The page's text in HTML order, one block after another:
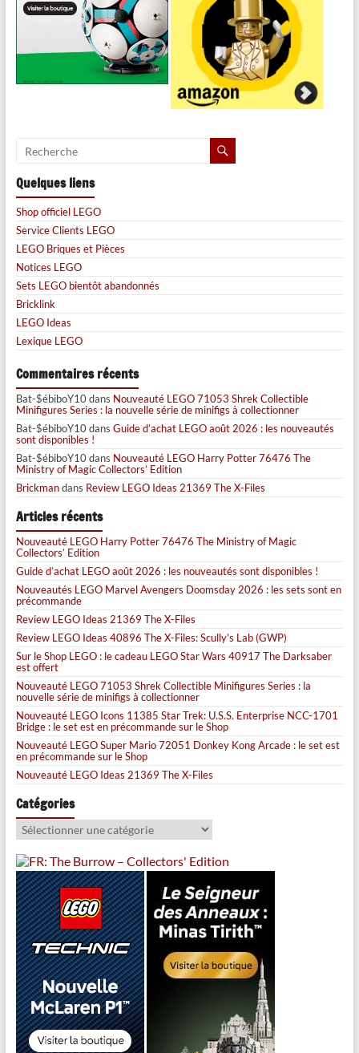
Quelques liens
Shop officiel LEGO
Service Clients LEGO
LEGO Briques et Pièces
Notices LEGO
Sets LEGO bientôt abandonnés
Bricklink
LEGO Ideas
Lexique LEGO
Commentaires récents
Bat-$ébiboY10dans Nouveauté LEGO 71053 Shrek Collectible
Minifigures Series : la nouvelle série de minifigs à collectionner
Bat-$ébiboY10dans Guide d’achat LEGO août 2026 : les nouveautés
sont disponibles !
Bat-$ébiboY10dans Nouveauté LEGO Harry Potter 76476 The
Ministry of Magic Collectors’ Edition
Brickmandans Review LEGO Ideas 21369 The X-Files
Articles récents
Nouveauté LEGO Harry Potter 76476 The Ministry of Magic
Collectors’ Edition
Guide d’achat LEGO août 2026 : les nouveautés sont disponibles !
Nouveautés LEGO Marvel Avengers Doomsday 2026 : les sets sont en
précommande
Review LEGO Ideas 21369 The X-Files
Review LEGO Ideas 40896 The X-Files: Scully’s Lab (GWP)
Sur le Shop LEGO : le cadeau LEGO Star Wars 40917 The Darksaber
est offert
Nouveauté LEGO 71053 Shrek Collectible Minifigures Series : la
nouvelle série de minifigs à collectionner
Nouveauté LEGO Icons 11385 Star Trek: U.S.S. Enterprise NCC-1701
Bridge : le set est en précommande sur le Shop
Nouveauté LEGO Super Mario 72051 Donkey Kong Arcade : le set est
en précommande sur le Shop
Nouveauté LEGO Ideas 21369 The X-Files
Catégories
Catégories